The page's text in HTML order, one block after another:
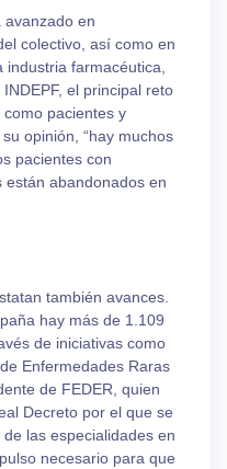
avanzado en
colectivo, así como en
industria farmacéutica,
el principal reto
pacientes y
opinión, “hay muchos
pacientes con
abandonados en
también avances.
hay más de 1.109
de iniciativas como
Enfermedades Raras
de FEDER, quien
Decreto por el que se
las especialidades en
necesario para que